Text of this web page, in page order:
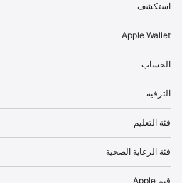
l
e
استكشف
Apple Wallet
الحساب
الترفيه
فئة التعليم
فئة الرعاية الصحية
قيم Apple